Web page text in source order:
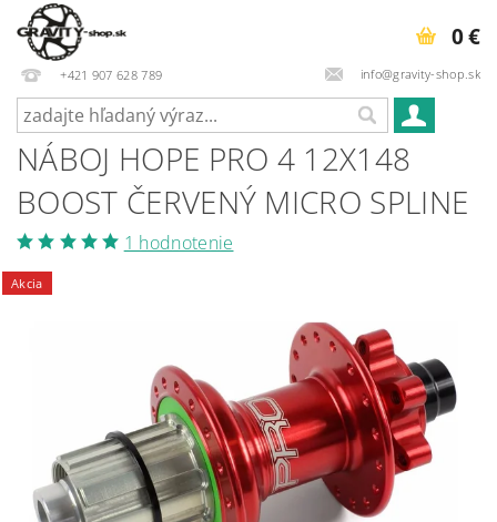
+421 907 628 789 info@gravity-shop.sk
0 €
NÁBOJ HOPE PRO 4 12X148
BOOST ČERVENÝ MICRO SPLINE
1 hodnotenie
Akcia